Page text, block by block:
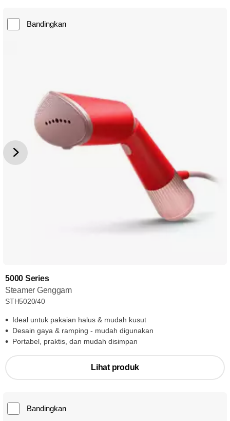
Bandingkan
5000 Series
Steamer Genggam
STH5020/40
Ideal untuk pakaian halus & mudah kusut
Desain gaya & ramping - mudah digunakan
Portabel, praktis, dan mudah disimpan
Lihat produk
Bandingkan